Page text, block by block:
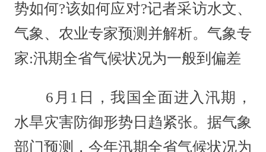
势如何?该如何应对?记者采访水文、
气象、农业专家预测并解析。气象专
家:汛期全省气候状况为一般到偏差
6月1日，我国全面进入汛期，
水旱灾害防御形势日趋紧张。据气象
部门预测，今年汛期全省气候状况为